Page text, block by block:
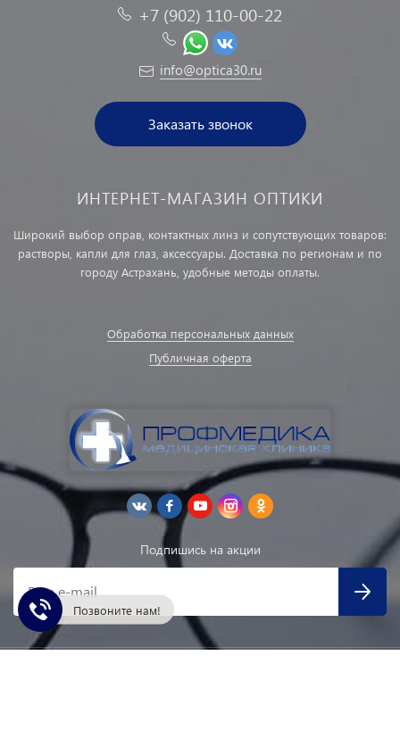
+7 (902) 110-00-22
info@optica30.ru
Заказать звонок
ИНТЕРНЕТ-МАГАЗИН ОПТИКИ
Широкий выбор оправ, контактных линз и сопутствующих товаров:
растворы, капли для глаз, аксессуары. Доставка по регионам и по
городу Астрахань, удобные методы оплаты.
Обработка персональных данных
Публичная оферта
Подпишись на акции
Ваш e-mail
Позвоните нам!